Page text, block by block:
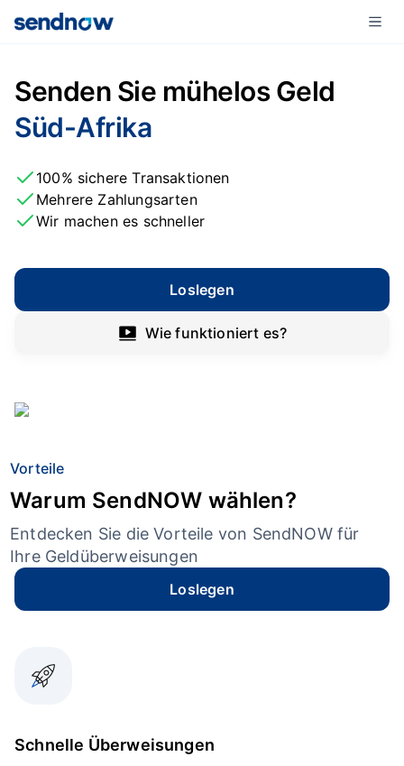
Senden Sie mühelos Geld
Süd-Afrika
100% sichere Transaktionen
Mehrere Zahlungsarten
Wir machen es schneller
Loslegen
Wie funktioniert es?
Vorteile
Warum SendNOW wählen?
Entdecken Sie die Vorteile von SendNOW für
Ihre Geldüberweisungen
Loslegen
Schnelle Überweisungen